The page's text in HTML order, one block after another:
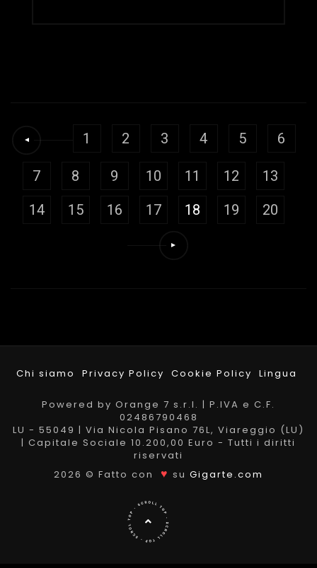
1 2 3 4 5 6
7 8 9 10 11 12
13
14
15 16 17 18 19 20
Chi siamo Privacy Policy Cookie Policy Lingua
Powered by Orange 7 s.r.l. | P.IVA e C.F.
02486790468
LU - 55049 | Via Nicola Pisano 76L, Viareggio (LU)
| Capitale Sociale 10.200,00 Euro - Tutti i diritti
riservati
2026 © Fatto con
♥ su Gigarte.com